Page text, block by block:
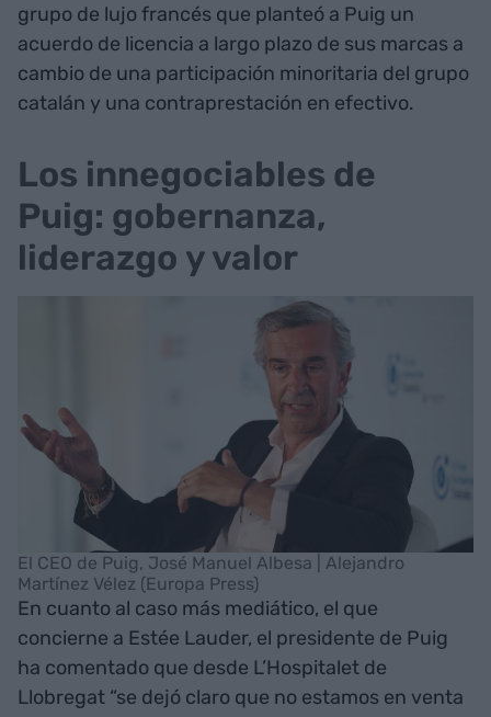
grupo de lujo francés que planteó a Puig un
acuerdo de licencia a largo plazo de sus marcas a
cambio de una participación minoritaria del grupo
catalán y una contraprestación en efectivo.
Los innegociables de
Puig: gobernanza,
liderazgo y valor
El CEO de Puig, José Manuel Albesa | Alejandro
Martínez Vélez (Europa Press)
En cuanto al caso más mediático, el que
concierne a Estée Lauder, el presidente de Puig
ha comentado que desde L’Hospitalet de
Llobregat “se dejó claro que no estamos en venta